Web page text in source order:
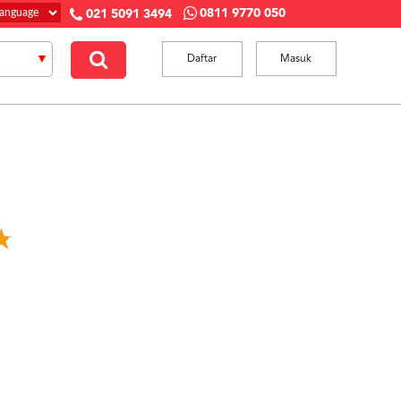
021 5091 3494 0811 9770 050
Masuk
Daftar